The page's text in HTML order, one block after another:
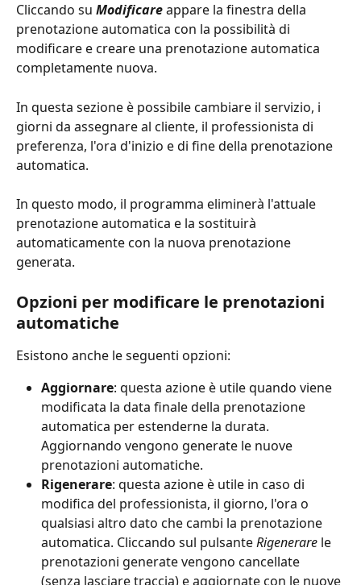
Cliccando su Modificare appare la finestra della
prenotazione automatica con la possibilità di
modificare e creare una prenotazione automatica
completamente nuova.
In questa sezione è possibile cambiare il servizio, i
giorni da assegnare al cliente, il professionista di
preferenza, l'ora d'inizio e di fine della prenotazione
automatica.
In questo modo, il programma eliminerà l'attuale
prenotazione automatica e la sostituirà
automaticamente con la nuova prenotazione
generata.
Opzioni per modificare le prenotazioni
automatiche
Esistono anche le seguenti opzioni:
Aggiornare: questa azione è utile quando viene
modificata la data finale della prenotazione
automatica per estenderne la durata.
Aggiornando vengono generate le nuove
prenotazioni automatiche.
Rigenerare: questa azione è utile in caso di
modifica del professionista, il giorno, l'ora o
qualsiasi altro dato che cambi la prenotazione
automatica. Cliccando sul pulsante Rigenerare le
prenotazioni generate vengono cancellate
(senza lasciare traccia) e aggiornate con le nuove